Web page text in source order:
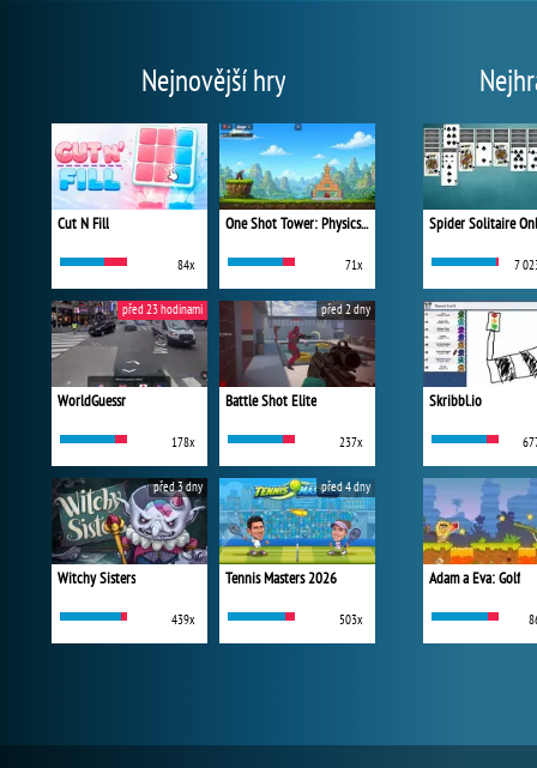
Nejnovější hry
Cut N Fill
84x
One Shot Tower: Physics Destroyer
71x
WorldGuessr
178x
před 23 hodinami
Battle Shot Elite
237x
před 2 dny
Witchy Sisters
439x
před 3 dny
Tennis Masters 2026
503x
před 4 dny
Spider Solitaire
7
Skribbl.io
Adam a Eva: Golf